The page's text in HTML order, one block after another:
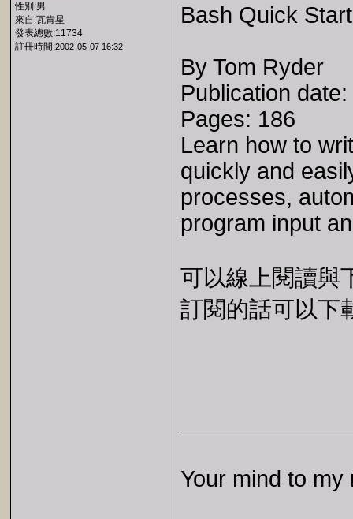
性別:男
來自:瓦肯星
發表總數:11734
註冊時間:2002-05-07 16:32
Bash Quick
By Tom Ryder
Publication
Pages: 186
Learn how to
quickly and
processes,
program input
可以線上閱讀與
訂閱的話可以下
Your mind to my